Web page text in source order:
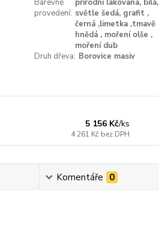
Barevné
provedení:
přírodní lakovaná, bílá,
světle šedá, grafit ,
černá ,limetka ,tmavě
hnědá , moření olše ,
moření dub
Druh dřeva: Borovice masiv
5 156 Kč/ks
4 261 Kč bez DPH
Komentáře 0